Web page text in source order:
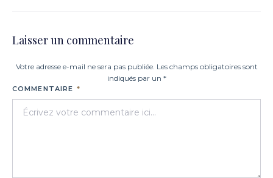
Laisser un commentaire
Votre adresse e-mail ne sera pas publiée. Les champs obligatoires sont
indiqués par un *
COMMENTAIRE *